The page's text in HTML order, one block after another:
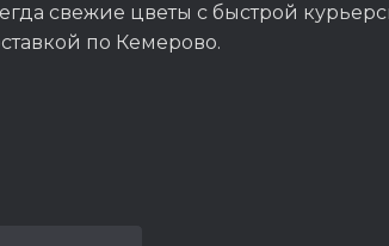
свежие цветы с быстрой
по Кемерово.